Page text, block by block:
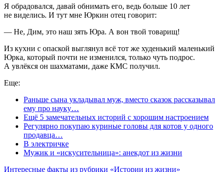
Я обрадовался, давай обнимать его, ведь больше 10 лет
не виделись. И тут мне Юркин отец говорит:
— Не, Дим, это наш зять Юра. А вон твой товарищ!
Из кухни с опаской выглянул всё тот же худенький маленький
Юрка, который почти не изменился, только чуть подрос.
А увлёкся он шахматами, даже КМС получил.
Еще:
Раньше сына укладывал муж, вместо сказок рассказывал
ему про науку…
Ещё 5 замечательных историй с хорошим настроением
Регулярно покупаю куриные головы для котов у одного
продавца…
В электричке
Мужик и «искусительница»: анекдот из жизни
Интересные факты из рубрики «Истории из жизни»